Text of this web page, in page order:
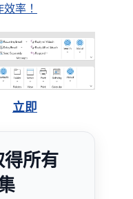
率！
立即
所有